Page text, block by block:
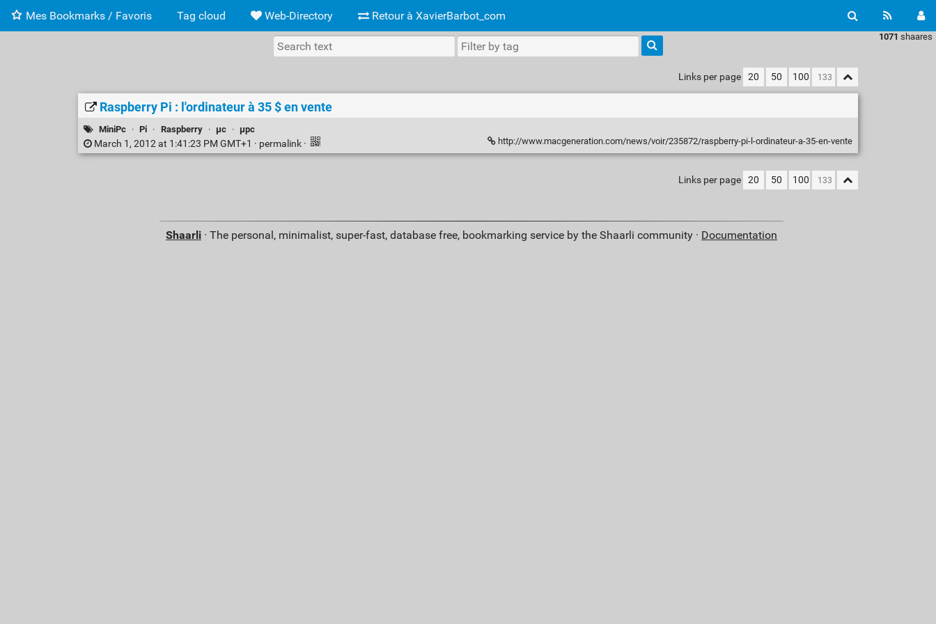
Mes Bookmarks / Favoris Tag cloud Web-Directory Retour à XavierBarbot_com
1071 shaares
Links per page 20 50 100
Raspberry Pi : l'ordinateur à 35 $ en vente
MiniPc · Pi · Raspberry · µc · µpc
March 1, 2012 at 1:41:23 PM GMT+1 · permalink · http://www.macgeneration.com/news/voir/235872/raspberry-pi-l-ordinateur-a-35-en-vente
Links per page 20 50 100
Shaarli· The personal, minimalist, super-fast, database free, bookmarking service by the Shaarli community · Documentation